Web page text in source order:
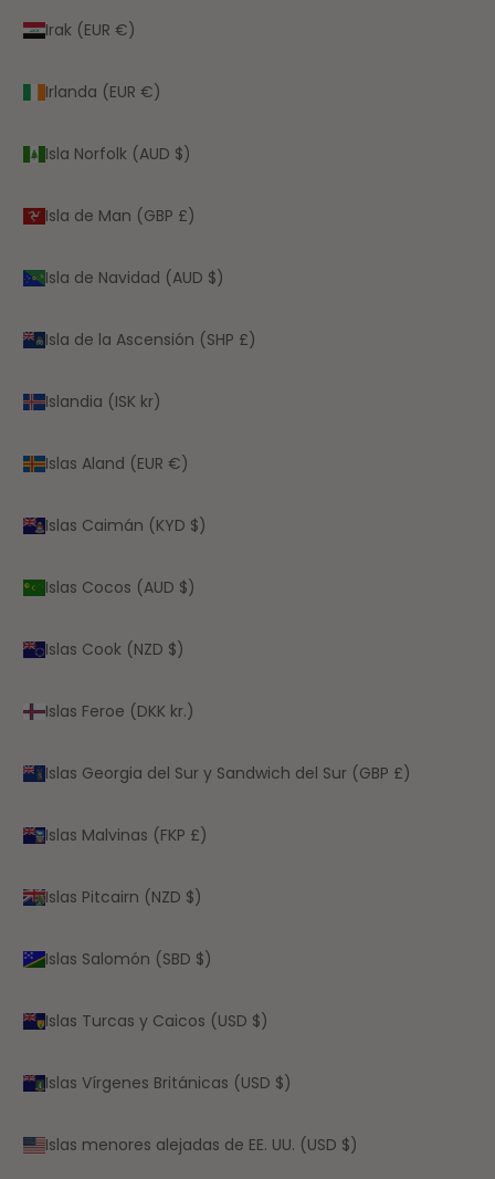
Irak (EUR €)
Irlanda (EUR €)
Isla Norfolk (AUD $)
Isla de Man (GBP £)
Isla de Navidad (AUD $)
Isla de la Ascensión (SHP £)
Islandia (ISK kr)
Islas Aland (EUR €)
Islas Caimán (KYD $)
Islas Cocos (AUD $)
Islas Cook (NZD $)
Islas Feroe (DKK kr.)
Islas Georgia del Sur y Sandwich del Sur (GBP £)
Islas Malvinas (FKP £)
Islas Pitcairn (NZD $)
Islas Salomón (SBD $)
Islas Turcas y Caicos (USD $)
Islas Vírgenes Británicas (USD $)
Islas menores alejadas de EE. UU. (USD $)